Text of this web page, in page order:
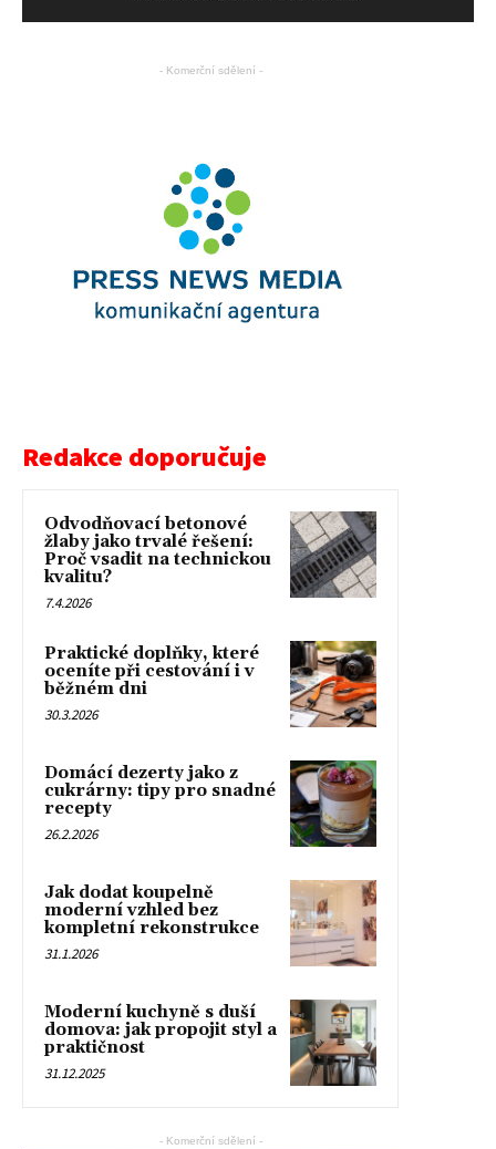
- Komerční sdělení -
Redakce doporučuje
Odvodňovací betonové
žlaby jako trvalé řešení:
Proč vsadit na technickou
kvalitu?
7.4.2026
Praktické doplňky, které
oceníte při cestování i v
běžném dni
30.3.2026
Domácí dezerty jako z
cukrárny: tipy pro snadné
recepty
26.2.2026
Jak dodat koupelně
moderní vzhled bez
kompletní rekonstrukce
31.1.2026
Moderní kuchyně s duší
domova: jak propojit styl a
praktičnost
31.12.2025
- Komerční sdělení -